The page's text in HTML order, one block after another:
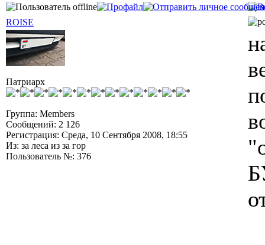
ROISE
Патриарх
Группа: Members
Сообщений: 2 126
Регистрация: Среда, 10 Сентября 2008, 18:55
Из: за леса из за гор
Пользователь №: 376